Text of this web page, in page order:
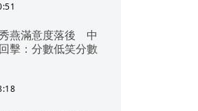
燕滿意度落後 中
擊：分數低笑分數